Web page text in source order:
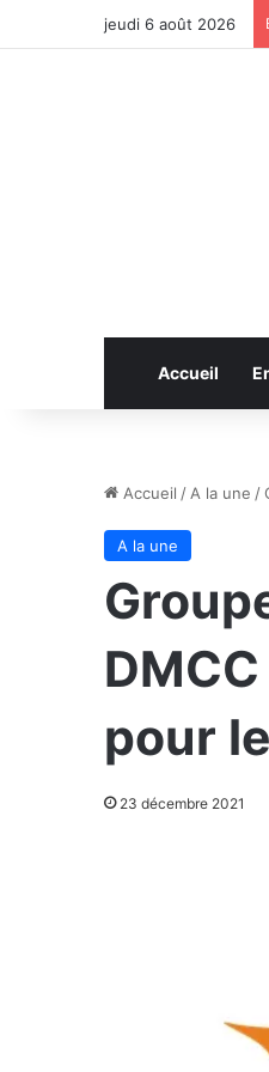
jeudi 6 août 2026
Accueil
Accueil / A la une /
A la une
pour
23 décembre 2021